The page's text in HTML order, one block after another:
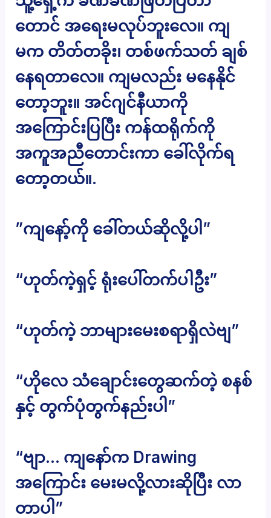
တောင် အရေးမလုပ်ဘူးလေ။ ကျ
မက တိတ်တခိုး၊ တစ်ဖက်သတ် ချစ်
နေရတာလေ။ ကျမလည်း မနေနိုင်
တော့ဘူး။ အင်ဂျင်နီယာကို
အကြောင်းပြပြီး ကန်ထရိုက်ကို
အကူအညီတောင်းကာ ခေါ်လိုက်ရ
တော့တယ်။.
”ကျနော့်ကို ခေါ်တယ်ဆိုလို့ပါ”
“ဟုတ်ကဲ့ရှင့် ရုံးပေါ်တက်ပါဦး”
“ဟုတ်ကဲ့ ဘာများမေးစရာရှိလဲဗျ”
“ဟိုလေ သံချောင်းတွေဆက်တဲ့ စနစ်
နှင့် တွက်ပုံတွက်နည်းပါ”
“ဗျာ… ကျနော်က Drawing
အကြောင်း မေးမလို့လားဆိုပြီး လာ
တာပါ”